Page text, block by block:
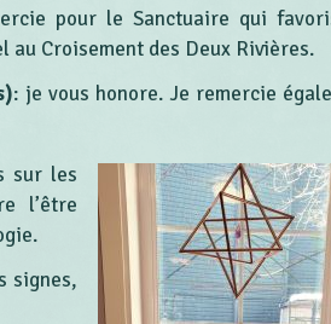
pour le Sanctuaire qui
au Croisement des Deux Rivières.
: je vous honore. Je remercie
sur les
l’être
signes,